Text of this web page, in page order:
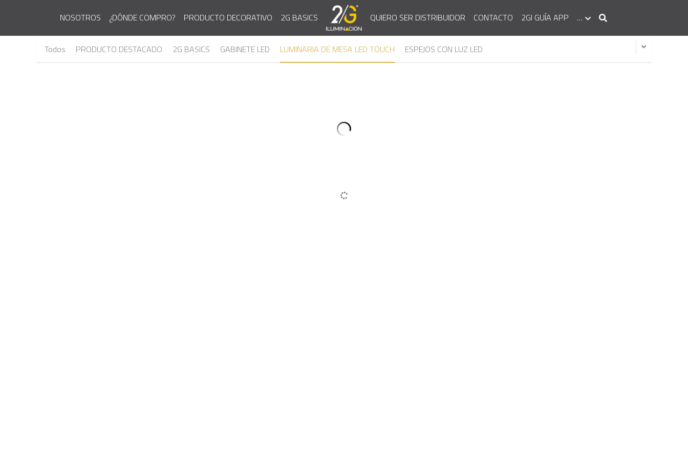
NOSOTROS ¿DÓNDE COMPRO? PRODUCTO DECORATIVO 2G BASICS QUIERO SER DISTRIBUIDOR CONTACTO 2GI GUÍA APP …
Todos PRODUCTO DESTACADO 2G BASICS GABINETE LED LUMINARIA DE MESA LED TOUCH ESPEJOS CON LUZ LED